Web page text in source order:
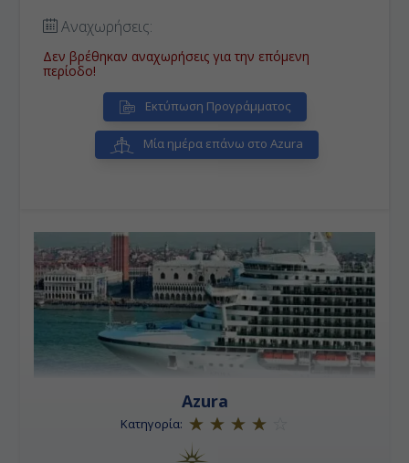
Αναχωρήσεις:
Δεν βρέθηκαν αναχωρήσεις για την επόμενη
περίοδο!
Εκτύπωση Προγράμματος
Μία ημέρα επάνω στο Azura
Azura
Κατηγορία: